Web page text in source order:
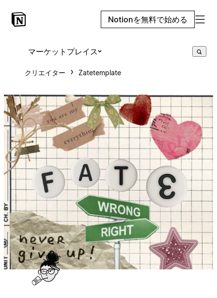
Notionを無料で始める
マーケットプレイス
クリエイター Zatetemplate